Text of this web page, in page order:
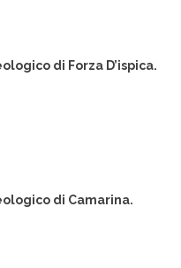
di Forza D’ispica.
di Camarina.